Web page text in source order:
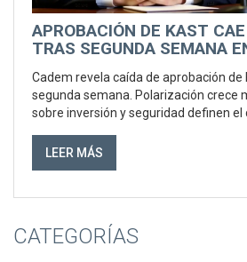
APROBACIÓN DE KAST
TRAS SEGUNDA SEMANA
Cadem revela caída de aprobación de
segunda semana. Polarización crece
sobre inversión y seguridad definen el
LEER MÁS
CATEGORÍAS